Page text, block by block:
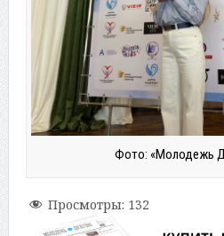
Фото: «Молодежь
Просмотры: 132